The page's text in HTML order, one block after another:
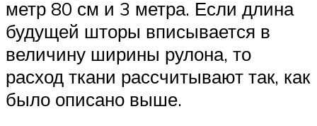
метр 80 см и 3 метра. Если длина
будущей шторы вписывается в
величину ширины рулона, то
расход ткани рассчитывают так, как
было описано выше.